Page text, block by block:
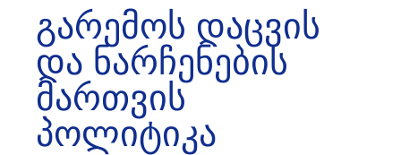
გარემოს დაცვის
და ნარჩენების
მართვის
პოლიტიკა